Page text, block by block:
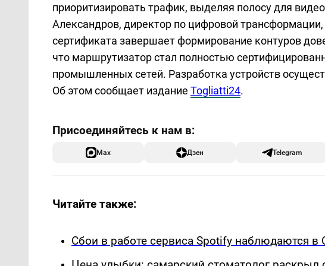
приоритизировать трафик, выделяя полосу для
Александров, директор по цифровой
сертификата завершает формирование контуров
что маршрутизатор стал полностью
промышленных сетей. Разработка устройств
Об этом сообщает издание Togliatti24.
Max Дзен Telegram
Читайте также:
Сбои в работе сервиса Spotify наблюдаются